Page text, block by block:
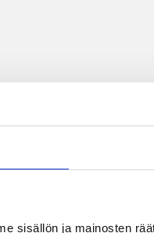
sisällön ja mainosten